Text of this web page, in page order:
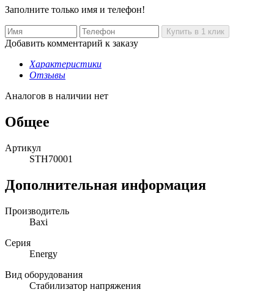
Заполните только имя и телефон!
Добавить комментарий к заказу
Характеристики
Отзывы
Аналогов в наличии нет
Общее
Артикул
STH70001
Дополнительная информация
Производитель
Baxi
Серия
Energy
Вид оборудования
Стабилизатор напряжения